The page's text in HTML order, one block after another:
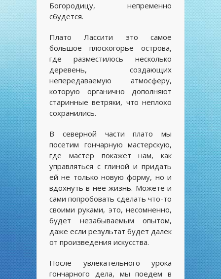
Богородицу, непременно
сбудется.
Плато Лассити это самое
большое плоскогорье острова,
где разместилось несколько
деревень, создающих
непередаваемую атмосферу,
которую органично дополняют
старинные ветряки, что неплохо
сохранились.
В северной части плато мы
посетим гончарную мастерскую,
где мастер покажет нам, как
управляться с глиной и придать
ей не только новую форму, но и
вдохнуть в нее жизнь. Можете и
сами попробовать сделать что-то
своими руками, это, несомненно,
будет незабываемым опытом,
даже если результат будет далек
от произведения искусства.
После увлекательного урока
гончарного дела, мы поедем в